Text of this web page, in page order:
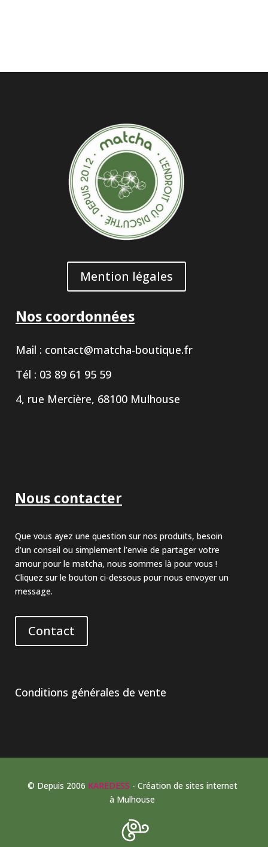
Mention légales
Nos coordonnées
Mail : contact@matcha-boutique.fr
Tél : 03 89 61 95 59
4, rue Mercière, 68100 Mulhouse
Nous contacter
Que vous ayez une question sur nos produits, besoin
d’un conseil ou simplement l’envie de partager votre
amour pour le matcha, nous sommes là pour vous !
Cliquez sur le bouton ci-dessous pour nous envoyer un
message.
Contact
Conditions générales de vente
© Depuis 2006 KAREDESS - Création de sites internet
à Mulhouse